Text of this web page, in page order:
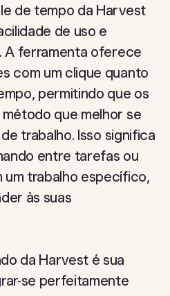
de tempo da Harvest
de uso e
A ferramenta oferece
com um clique quanto
permitindo que os
que melhor se
trabalho. Isso significa
entre tarefas ou
trabalho específico,
às suas
da Harvest é sua
se perfeitamente